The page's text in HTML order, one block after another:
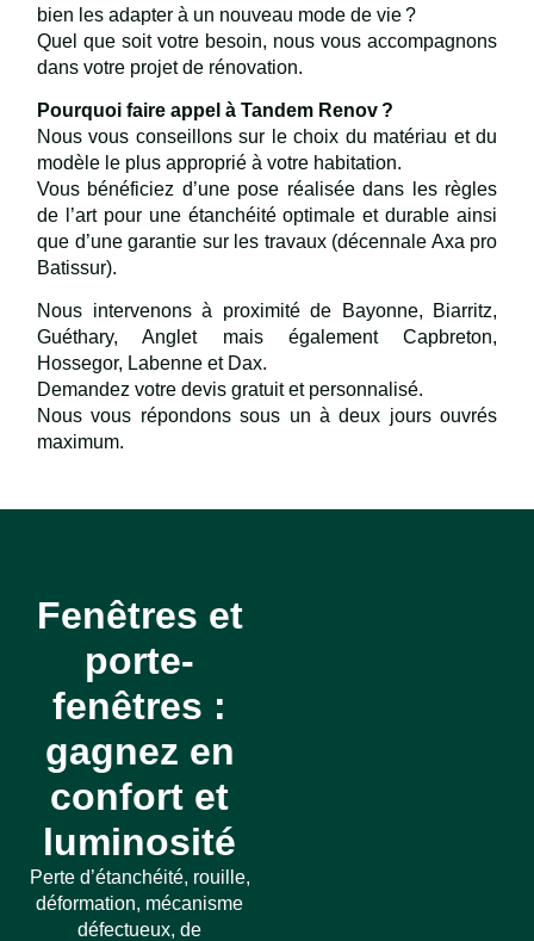
bien les adapter à un nouveau mode de vie ?
Quel que soit votre besoin, nous vous accompagnons
dans votre projet de rénovation.
Pourquoi faire appel à Tandem Renov ?
Nous vous conseillons sur le choix du matériau et du
modèle le plus approprié à votre habitation.
Vous bénéficiez d’une pose réalisée dans les règles
de l’art pour une étanchéité optimale et durable ainsi
que d’une garantie sur les travaux (décennale Axa pro
Batissur).
Nous intervenons à proximité de Bayonne, Biarritz,
Guéthary, Anglet mais également Capbreton,
Hossegor, Labenne et Dax.
Demandez votre devis gratuit et personnalisé.
Nous vous répondons sous un à deux jours ouvrés
maximum.
Fenêtres et
porte-
fenêtres :
gagnez en
confort et
luminosité
Perte d’étanchéité, rouille,
déformation, mécanisme
défectueux, de